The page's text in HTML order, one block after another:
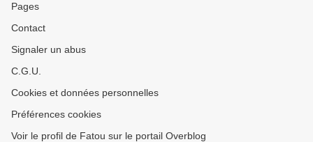
Pages
Contact
Signaler un abus
C.G.U.
Cookies et données personnelles
Préférences cookies
Voir le profil de Fatou sur le portail Overblog